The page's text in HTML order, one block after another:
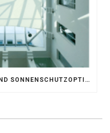
AKUSTIKSEGEL: AKUSTIK- UND SONNENSCHUTZOPTIMIERUNG IM ATRIUM DER UNIVERSITÄT BONN